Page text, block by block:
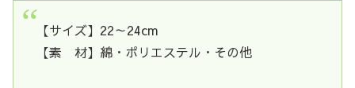
【サイズ】22～24cm
【素 材】綿・ポリエステル・その他